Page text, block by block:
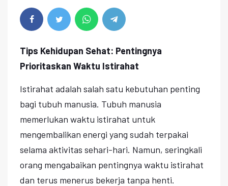
Tips Kehidupan Sehat: Pentingnya
Prioritaskan Waktu Istirahat
Istirahat adalah salah satu kebutuhan penting
bagi tubuh manusia. Tubuh manusia
memerlukan waktu istirahat untuk
mengembalikan energi yang sudah terpakai
selama aktivitas sehari-hari. Namun, seringkali
orang mengabaikan pentingnya waktu istirahat
dan terus menerus bekerja tanpa henti.